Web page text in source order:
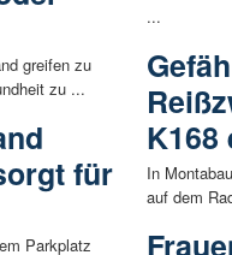
greifen zu
zu ...
für
Parkplatz
...
K168
In
auf dem